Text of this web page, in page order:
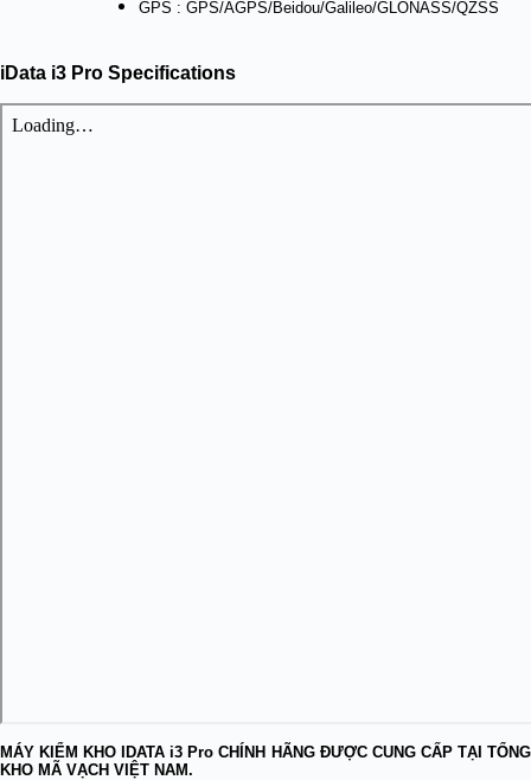
GPS : GPS/AGPS/Beidou/Galileo/GLONASS/QZSS
iData i3 Pro Specifications
MÁY KIỂM KHO IDATA i3 Pro CHÍNH HÃNG ĐƯỢC CUNG CẤP TẠI TỔNG
KHO MÃ VẠCH VIỆT NAM.